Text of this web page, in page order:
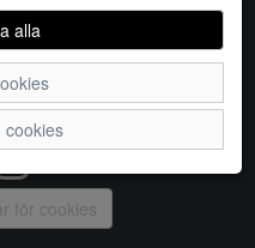
alla
cookies
AB
Telefon:
Kontakta oss
för cookies